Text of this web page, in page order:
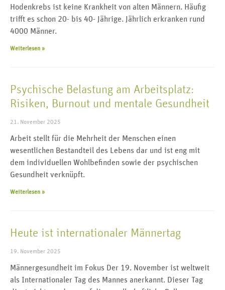
Hodenkrebs ist keine Krankheit von alten Männern. Häufig
trifft es schon 20- bis 40- Jährige. Jährlich erkranken rund
4000 Männer.
Weiterlesen »
Psychische Belastung am Arbeitsplatz:
Risiken, Burnout und mentale Gesundheit
21. November 2025
Arbeit stellt für die Mehrheit der Menschen einen
wesentlichen Bestandteil des Lebens dar und ist eng mit
dem individuellen Wohlbefinden sowie der psychischen
Gesundheit verknüpft.
Weiterlesen »
Heute ist internationaler Männertag
19. November 2025
Männergesundheit im Fokus Der 19. November ist weltweit
als Internationaler Tag des Mannes anerkannt. Dieser Tag